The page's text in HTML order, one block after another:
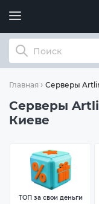
Главная Серверы
Серверы
Киеве
ТОП за свои деньги